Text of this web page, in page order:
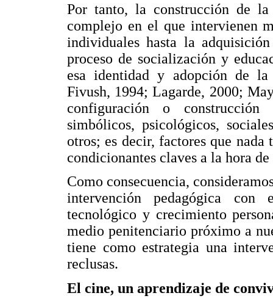
Por tanto, la construcción de
complejo en el que intervienen
individuales hasta la
proceso de socialización y
esa identidad y adopción de
Fivush, 1994; Lagarde, 2000;
configuración o
simbólicos, psicológicos,
otros; es decir, factores que
condicionantes claves a la hora
Como consecuencia,
intervención pedagógica
tecnológico y crecimiento
medio penitenciario próximo a
tiene como estrategia una
reclusas.
El cine, un aprendizaje de